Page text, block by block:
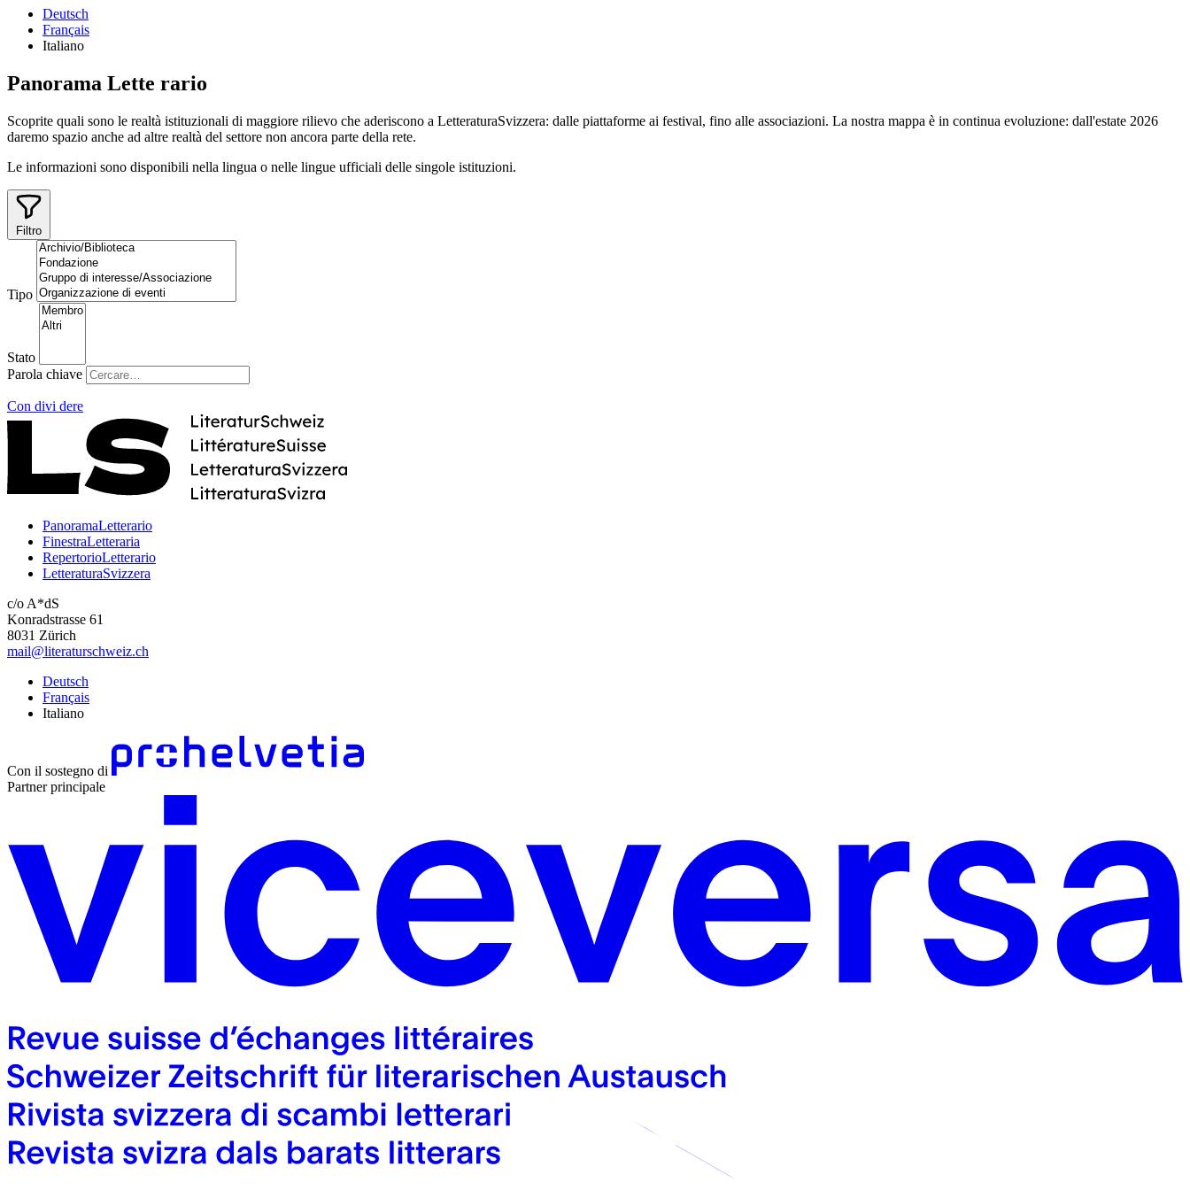
Deutsch
Français
Italiano
Panorama Lette rario
Scoprite quali sono le realtà istituzionali di maggiore rilievo che aderiscono a LetteraturaSvizzera: dalle piattaforme ai festival, fino alle associazioni. La nostra mappa è in continua evoluzione: dall'estate 2026
daremo spazio anche ad altre realtà del settore non ancora parte della rete.
Le informazioni sono disponibili nella lingua o nelle lingue ufficiali delle singole istituzioni.
Filtro
Tipo
Stato
Parola chiave
Con divi dere
PanoramaLetterario
FinestraLetteraria
RepertorioLetterario
LetteraturaSvizzera
c/o A*dS
Konradstrasse 61
8031 Zürich
mail@literaturschweiz.ch
Deutsch
Français
Italiano
Con il sostegno di
Partner principale